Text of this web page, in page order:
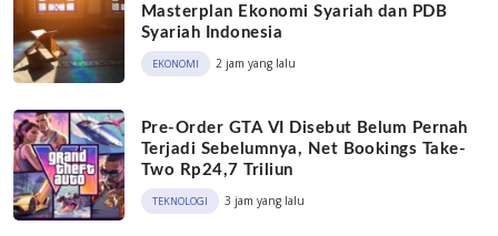
Masterplan Ekonomi Syariah dan PDB
Syariah Indonesia
EKONOMI 2 jam yang lalu
Pre-Order GTA VI Disebut Belum Pernah
Terjadi Sebelumnya, Net Bookings Take-
Two Rp24,7 Triliun
TEKNOLOGI 3 jam yang lalu